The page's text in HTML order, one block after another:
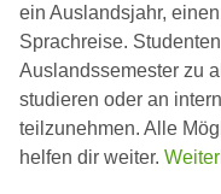
ein Auslandsjahr,
Sprachreise.
Auslandssemester zu
studieren oder an
teilzunehmen. Alle
helfen dir weiter.